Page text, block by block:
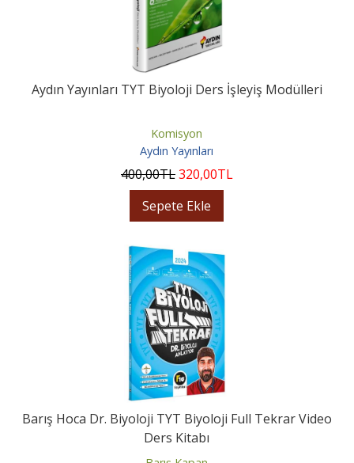
Aydın Yayınları TYT Biyoloji Ders İşleyiş Modülleri
Komisyon
Aydın Yayınları
400,00TL320,00TL
Sepete Ekle
Barış Hoca Dr. Biyoloji TYT Biyoloji Full Tekrar Video
Ders Kitabı